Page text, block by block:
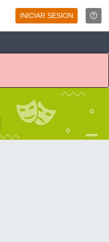
INICIAR SESION